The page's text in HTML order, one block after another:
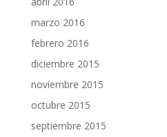
marzo 2016
febrero 2016
diciembre 2015
noviembre 2015
octubre 2015
septiembre 2015